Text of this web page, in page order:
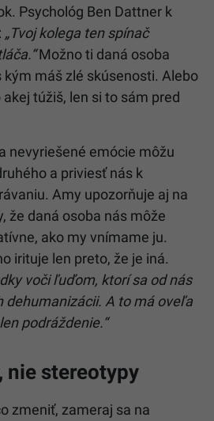
Psychológ Ben Dattner k
„Tvoj kolega ten spínač
Možno ti daná osoba
kým máš zlé skúsenosti. Alebo
túžiš, len si to sám pred
nevyriešené emócie môžu
a priviesť nás k
Amy upozorňuje aj na
že daná osoba nás môže
ako my vnímame ju.
irituje len preto, že je iná.
voči ľuďom, ktorí sa od nás
dehumanizácii. A to má oveľa
podráždenie.“
nie stereotypy
zmeniť, zameraj sa na